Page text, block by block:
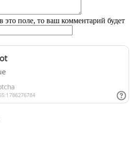
это поле, то ваш комментарий будет